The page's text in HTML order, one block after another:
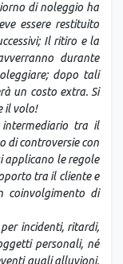
di noleggio ha
essere restituito
Il ritiro e la
durante
dopo tali
un costo extra. Si
il volo!
intermediario tra il
di controversie con
applicano le regole
tra il cliente e
coinvolgimento di
incidenti, ritardi,
personali, né
quali alluvioni,